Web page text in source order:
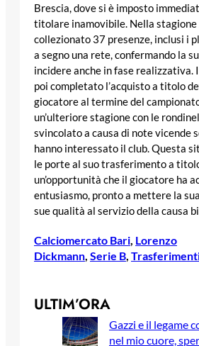
Brescia, dove si è imposto
titolare inamovibile. Nella
collezionato 37 presenze, inclusi i
a segno una rete, confermando la
incidere anche in fase realizzativa.
poi completato l’acquisto a titolo
giocatore al termine del
un’ulteriore stagione con le
svincolato a causa di note vicende
hanno interessato il club. Questa
le porte al suo trasferimento a
un’opportunità che il giocatore ha
entusiasmo, pronto a mettere la
sue qualità al servizio della causa
Calciomercato Bari Lorenzo
Dickmann Serie B
ULTIM’ORA
Gazzi e il legame
nel mio cuore,